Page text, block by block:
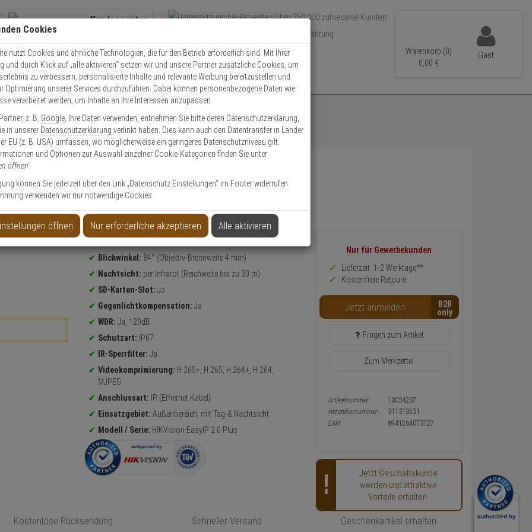
Kundencenter
Kontaktservice nutzen
Mo. - Do.: 8:00 - 16:30 Fr. 8:00 - 14:00 Uhr
Über 350.000 zufriedene Kunden
Über 15 Jahre Erfahrung
Schneller Versand
Warenkorb (0)
0, 00 €
Gast
DS-2CD2343G2-I(4mm) IP-Kamera 4MPx T/N
IP-Kamera 4MPx T/N
Produktinformationen
Blickwinkel: 84° (Objektiv-Brennweite 4 mm)
Nachtsicht: per Infrarot (Reichweite bis zu 30 m)
SD-Karten-Slot: Ja
Gegenlichtkompensation: Ja
WDR: Ja, 120dB
Schutzart: IP67
IR-Sperrfilter: Ja
Videokomprimierung: H.265+, H.265, H.264+, H.264,
MJPEG
Anschlussart: IP (Ethernet Kabel)
Einsatzgebiet: Außenbereich, mit Tag-& Nachtsicht
Modell / Serie: HIKVision EasyIP 2.0 Plus
Informationen
Preis,
Verfügbakeit
Warenkorb-
oder
Konfigurieren-
Nur für Gewerbekunden
Lieferzeit: 1-2 Werktage**
Kostenfreie Retoure
Jetzt anmelden B2B
Fragen zum Artikel
Zum Merkzettel
Artikelnummer:
10034207
Herstellernummer:
311313531
EAN:
6941264073727
Jetzt Geschäftskunde
werden und attraktive
Vorteile erhalten.
Kostenlose Rücksendung Schneller Versand Geschenkartikel erhalten
Cookies
nutzt Cookies und ähnliche Technologien, die für den Betrieb erforderlich sind. Mit Ihrer
und durch Klick auf „alle aktivieren“ setzen wir und unsere Partner zusätzliche Cookies, um
zu verbessern, personalisierte Inhalte und relevante Werbung bereitzustellen und
Optimierung unserer Services durchzuführen. Dabei können personenbezogene Daten wie
verarbeitet werden, um Inhalte an Ihre Interessen anzupassen.
z. B. Google , Ihre Daten verwenden, entnehmen Sie bitte deren Datenschutzerklärung,
in unserer Datenschutzerklärung verlinkt haben. Dies kann auch den Datentransfer in Länder
EU (z. B. USA) umfassen, wo möglicherweise ein geringeres Datenschutzniveau gilt.
und Optionen zur Auswahl einzelner Cookie-Kategorien finden Sie unter
öffnen'.
können Sie jederzeit über den Link „Datenschutz Einstellungen“ im Footer widerrufen.
verwenden wir nur notwendige Cookies.
öffnen Nur erforderliche akzeptieren Alle aktivieren